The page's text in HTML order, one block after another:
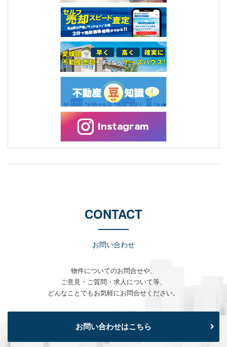
CONTACT
お問い合わせ
物件についてのお問合せや、
ご意見・ご質問・求人について等、
どんなことでもお気軽にお問合せください。
お問い合わせはこちら